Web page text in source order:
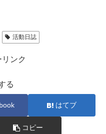
活動日誌
ンク
る
はてブ
コピー